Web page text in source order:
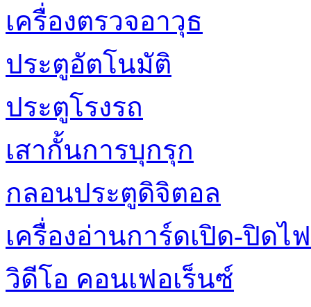
เครื่องตรวจอาวุธ
ประตูอัตโนมัติ
ประตูโรงรถ
เสากั้นการบุกรุก
กลอนประตูดิจิตอล
เครื่องอ่านการ์ดเปิด-ปิดไฟ
วิดีโอ คอนเฟอเร็นซ์